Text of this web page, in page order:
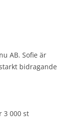
AB. Sofie är
bidragande
3 000 st